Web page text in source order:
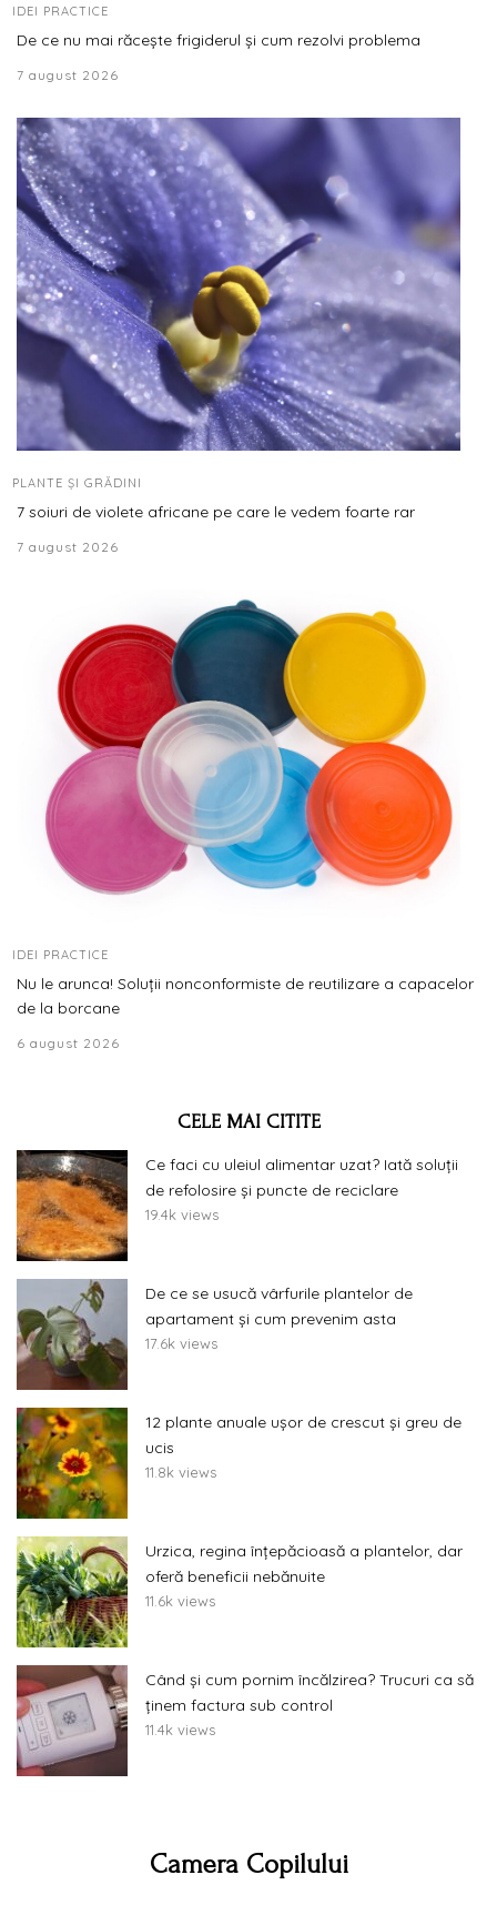
IDEI PRACTICE
De ce nu mai răcește frigiderul și cum rezolvi problema
7 august 2026
PLANTE ȘI GRĂDINI
7 soiuri de violete africane pe care le vedem foarte rar
7 august 2026
IDEI PRACTICE
Nu le arunca! Soluții nonconformiste de reutilizare a capacelor
de la borcane
6 august 2026
CELE MAI CITITE
Ce faci cu uleiul alimentar uzat? Iată soluții
de refolosire și puncte de reciclare
19.4k views
De ce se usucă vârfurile plantelor de
apartament și cum prevenim asta
17.6k views
12 plante anuale ușor de crescut și greu de
ucis
11.8k views
Urzica, regina înțepăcioasă a plantelor, dar
oferă beneficii nebănuite
11.6k views
Când și cum pornim încălzirea? Trucuri ca să
ținem factura sub control
11.4k views
Camera Copilului